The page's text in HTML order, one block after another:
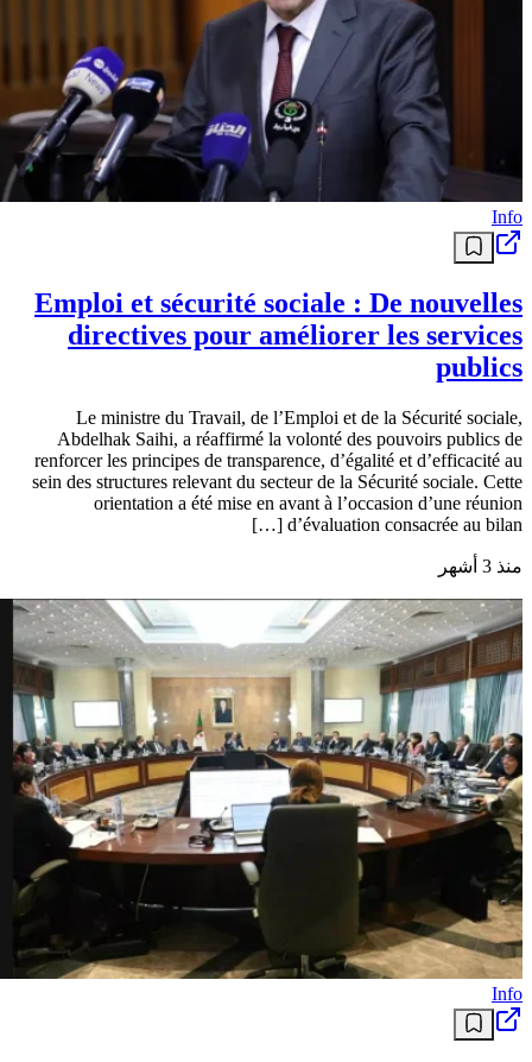
Info
Emploi et sécurité sociale : De nouvelles
directives pour améliorer les services
publics
Le ministre du Travail, de l’Emploi et de la Sécurité sociale,
Abdelhak Saihi, a réaffirmé la volonté des pouvoirs publics de
renforcer les principes de transparence, d’égalité et d’efficacité au
sein des structures relevant du secteur de la Sécurité sociale. Cette
orientation a été mise en avant à l’occasion d’une réunion
d’évaluation consacrée au bilan […]
منذ 3 أشهر
Info